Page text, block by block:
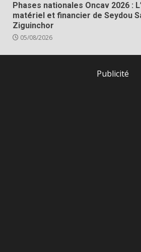
Phases nationales Oncav 2026 :
matériel et financier de Seydou
Ziguinchor
05/08/2026
Publicité